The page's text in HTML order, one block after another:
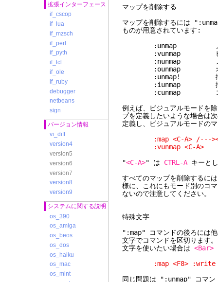
拡張インターフェース
if_cscop
if_lua
if_mzsch
if_perl
if_pyth
if_tcl
if_ole
if_ruby
debugger
netbeans
sign
バージョン情報
vi_diff
version4
version5
version6
version7
version8
version9
システムに関する説明
os_390
os_amiga
os_beos
os_dos
os_haiku
os_mac
os_mint
マップを削除する
マップを削除するには
ものが用意されています:
:unmap ノーマルモー
:vunmap ビジュ
:nunmap ノーマ
:ounmap オペレ
:unmap! 挿入モー
:iunmap 挿入
:cunmap コマン
例えば、ビジュアルモードを
プを定義したいような場合は
定義し、ビジュアルモードの
:map <C-A> /---
:vunmap <C-A>
"<C-A>" は CTRL-A キーと
すべてのマップを削除するに
様に、これにもモード別のコ
ないので注意してください。
特殊文字
":map" コマンドの後ろには
文字でコマンドを区切ります
文字を使いたい場合は <Bar>
:map <F8> :write
同じ問題は ":unmap" コマン